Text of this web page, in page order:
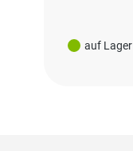
auf Lager